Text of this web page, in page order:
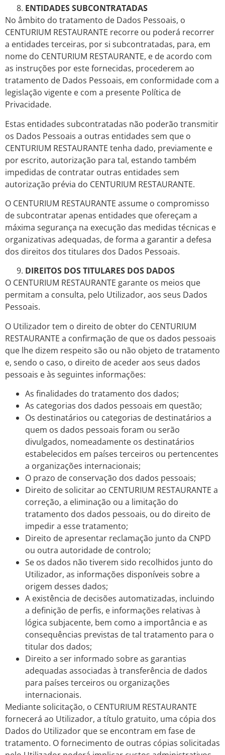
ENTIDADES SUBCONTRATADAS
No âmbito do tratamento de Dados Pessoais, o
CENTURIUM RESTAURANTE recorre ou poderá recorrer
a entidades terceiras, por si subcontratadas, para, em
nome do CENTURIUM RESTAURANTE, e de acordo com
as instruções por este fornecidas, procederem ao
tratamento de Dados Pessoais, em conformidade com a
legislação vigente e com a presente Política de
Privacidade.
Estas entidades subcontratadas não poderão transmitir
os Dados Pessoais a outras entidades sem que o
CENTURIUM RESTAURANTE tenha dado, previamente e
por escrito, autorização para tal, estando também
impedidas de contratar outras entidades sem
autorização prévia do CENTURIUM RESTAURANTE.
O CENTURIUM RESTAURANTE assume o compromisso
de subcontratar apenas entidades que ofereçam a
máxima segurança na execução das medidas técnicas e
organizativas adequadas, de forma a garantir a defesa
dos direitos dos titulares dos Dados Pessoais.
DIREITOS DOS TITULARES DOS DADOS
O CENTURIUM RESTAURANTE garante os meios que
permitam a consulta, pelo Utilizador, aos seus Dados
Pessoais.
O Utilizador tem o direito de obter do CENTURIUM
RESTAURANTE a confirmação de que os dados pessoais
que lhe dizem respeito são ou não objeto de tratamento
e, sendo o caso, o direito de aceder aos seus dados
pessoais e às seguintes informações:
As finalidades do tratamento dos dados;
As categorias dos dados pessoais em questão;
Os destinatários ou categorias de destinatários a
quem os dados pessoais foram ou serão
divulgados, nomeadamente os destinatários
estabelecidos em países terceiros ou pertencentes
a organizações internacionais;
O prazo de conservação dos dados pessoais;
Direito de solicitar ao CENTURIUM RESTAURANTE a
correção, a eliminação ou a limitação do
tratamento dos dados pessoais, ou do direito de
impedir a esse tratamento;
Direito de apresentar reclamação junto da CNPD
ou outra autoridade de controlo;
Se os dados não tiverem sido recolhidos junto do
Utilizador, as informações disponíveis sobre a
origem desses dados;
A existência de decisões automatizadas, incluindo
a definição de perfis, e informações relativas à
lógica subjacente, bem como a importância e as
consequências previstas de tal tratamento para o
titular dos dados;
Direito a ser informado sobre as garantias
adequadas associadas à transferência de dados
para países terceiros ou organizações
internacionais.
Mediante solicitação, o CENTURIUM RESTAURANTE
fornecerá ao Utilizador, a título gratuito, uma cópia dos
Dados do Utilizador que se encontram em fase de
tratamento. O fornecimento de outras cópias solicitadas